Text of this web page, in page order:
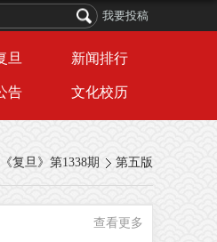
我要投稿
旦 新闻排行
告 文化校历
《复旦》第1338期 第五版
查看更多